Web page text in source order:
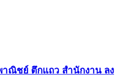
าณิชย์ ตึกแถว สำนักงาน ลง